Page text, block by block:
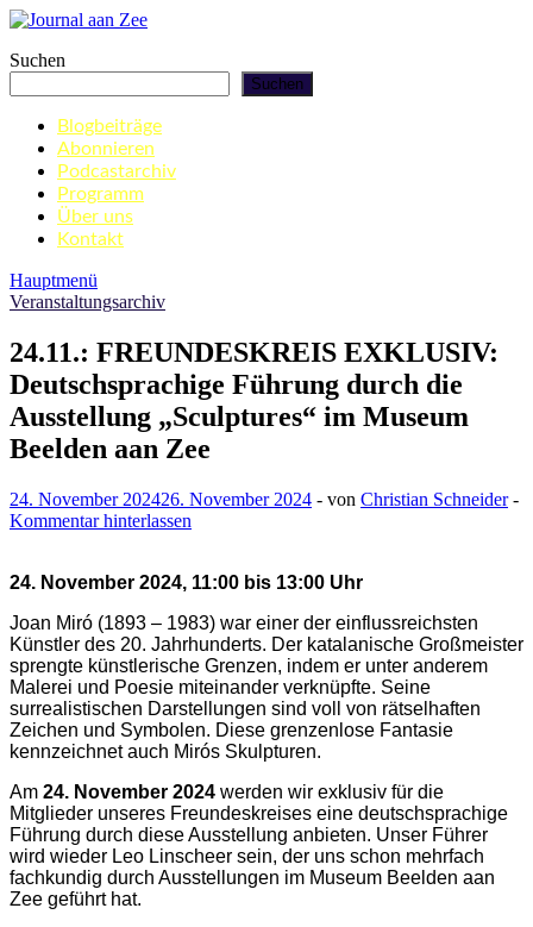
Zum
springen
Journal aan Zee
Suchen
Suchen
Blogbeiträge
Abonnieren
Podcastarchiv
Programm
Über uns
Kontakt
Hauptmenü
Veranstaltungsarchiv
24.11.: FREUNDESKREIS EXKLUSIV:
Deutschsprachige Führung durch die
Ausstellung „Sculptures“ im Museum
Beelden aan Zee
24. November 202426. November 2024 - von Christian Schneider-
Kommentar hinterlassen
24. November 2024, 11:00 bis 13:00 Uhr
Joan Miró (1893 – 1983) war einer der einflussreichsten
Künstler des 20. Jahrhunderts. Der katalanische Großmeister
sprengte künstlerische Grenzen, indem er unter anderem
Malerei und Poesie miteinander verknüpfte. Seine
surrealistischen Darstellungen sind voll von rätselhaften
Zeichen und Symbolen. Diese grenzenlose Fantasie
kennzeichnet auch Mirós Skulpturen.
Am 24. November 2024 werden wir exklusiv für die
Mitglieder unseres Freundeskreises eine deutschsprachige
Führung durch diese Ausstellung anbieten. Unser Führer
wird wieder Leo Linscheer sein, der uns schon mehrfach
fachkundig durch Ausstellungen im Museum Beelden aan
Zee geführt hat.